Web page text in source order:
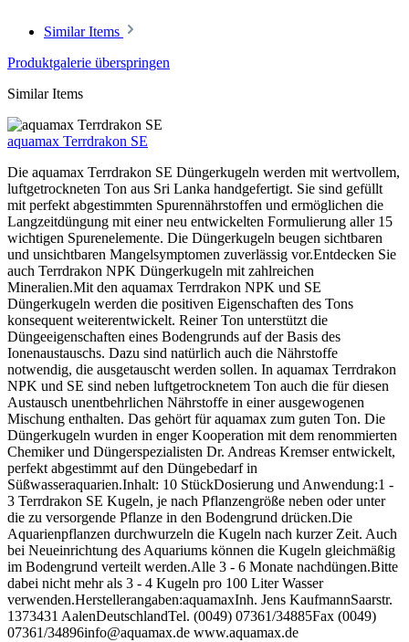
Similar Items
Produktgalerie überspringen
Similar Items
aquamax Terrdrakon SE
Die aquamax Terrdrakon SE Düngerkugeln werden mit wertvollem,
luftgetrockneten Ton aus Sri Lanka handgefertigt. Sie sind gefüllt
mit perfekt abgestimmten Spurennährstoffen und ermöglichen die
Langzeitdüngung mit einer neu entwickelten Formulierung aller 15
wichtigen Spurenelemente. Die Düngerkugeln beugen sichtbaren
und unsichtbaren Mangelsymptomen zuverlässig vor.Entdecken Sie
auch Terrdrakon NPK Düngerkugeln mit zahlreichen
Mineralien.Mit den aquamax Terrdrakon NPK und SE
Düngerkugeln werden die positiven Eigenschaften des Tons
konsequent weiterentwickelt. Reiner Ton unterstützt die
Düngeeigenschaften eines Bodengrunds auf der Basis des
Ionenaustauschs. Dazu sind natürlich auch die Nährstoffe
notwendig, die ausgetauscht werden sollen. In aquamax Terrdrakon
NPK und SE sind neben luftgetrocknetem Ton auch die für diesen
Austausch unentbehrlichen Nährstoffe in einer ausgewogenen
Mischung enthalten. Das gehört für aquamax zum guten Ton. Die
Düngerkugeln wurden in enger Kooperation mit dem renommierten
Chemiker und Düngerspezialisten Dr. Andreas Kremser entwickelt,
perfekt abgestimmt auf den Düngebedarf in
Süßwasseraquarien.Inhalt: 10 StückDosierung und Anwendung:1 -
3 Terrdrakon SE Kugeln, je nach Pflanzengröße neben oder unter
die zu versorgende Pflanze in den Bodengrund drücken.Die
Aquarienpflanzen durchwurzeln die Kugeln nach kurzer Zeit. Auch
bei Neueinrichtung des Aquariums können die Kugeln gleichmäßig
im Bodengrund verteilt werden.Alle 3 - 6 Monate nachdüngen.Bitte
dabei nicht mehr als 3 - 4 Kugeln pro 100 Liter Wasser
verwenden.Herstellerangaben:aquamaxInh. Jens KaufmannSaarstr.
1373431 AalenDeutschlandTel. (0049) 07361/34885Fax (0049)
07361/34896info@aquamax.de www.aquamax.de